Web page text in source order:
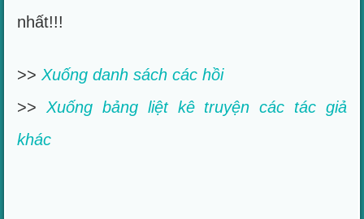
nhất!!!
>>Xuống danh sách các hồi
>>Xuống bảng liệt kê truyện các tác giả
khác